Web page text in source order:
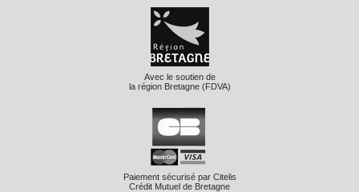
Avec le soutien de
la région Bretagne (FDVA)
Paiement sécurisé par Citelis
Crédit Mutuel de Bretagne